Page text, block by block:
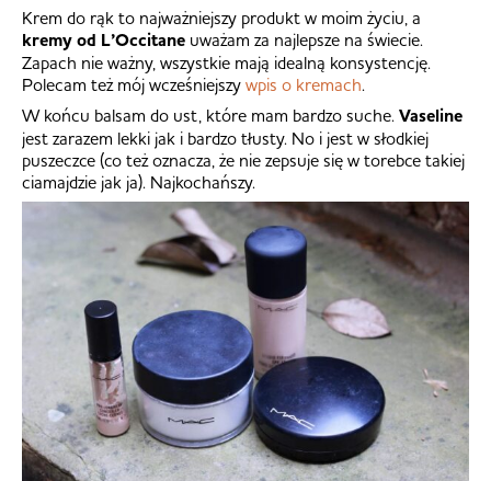
Krem do rąk to najważniejszy produkt w moim życiu, a
kremy od L’Occitane uważam za najlepsze na świecie.
Zapach nie ważny, wszystkie mają idealną konsystencję.
Polecam też mój wcześniejszy wpis o kremach.
W końcu balsam do ust, które mam bardzo suche. Vaseline
jest zarazem lekki jak i bardzo tłusty. No i jest w słodkiej
puszeczce (co też oznacza, że nie zepsuje się w torebce takiej
ciamajdzie jak ja). Najkochańszy.